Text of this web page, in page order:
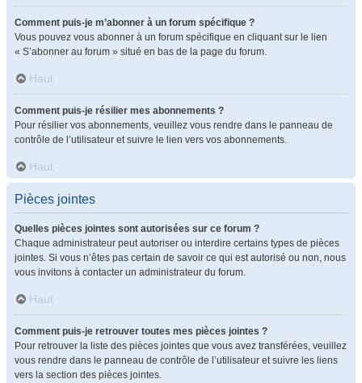
Comment puis-je m’abonner à un forum spécifique ?
Vous pouvez vous abonner à un forum spécifique en cliquant sur le lien
« S’abonner au forum » situé en bas de la page du forum.
Haut
Comment puis-je résilier mes abonnements ?
Pour résilier vos abonnements, veuillez vous rendre dans le panneau de
contrôle de l’utilisateur et suivre le lien vers vos abonnements.
Haut
Pièces jointes
Quelles pièces jointes sont autorisées sur ce forum ?
Chaque administrateur peut autoriser ou interdire certains types de pièces
jointes. Si vous n’êtes pas certain de savoir ce qui est autorisé ou non, nous
vous invitons à contacter un administrateur du forum.
Haut
Comment puis-je retrouver toutes mes pièces jointes ?
Pour retrouver la liste des pièces jointes que vous avez transférées, veuillez
vous rendre dans le panneau de contrôle de l’utilisateur et suivre les liens
vers la section des pièces jointes.